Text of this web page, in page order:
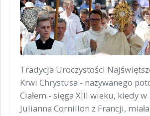
Tradycja Uroczystości
Krwi Chrystusa - nazywanego
Ciałem - sięga XIII wieku, kiedy
Julianna Cornillon z Francji,